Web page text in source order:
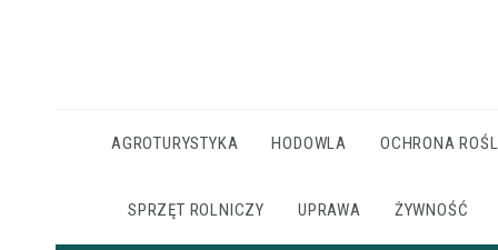
AGROTURYSTYKA HODOWLA OCHRONA
SPRZĘT ROLNICZY UPRAWA ŻYWNOŚĆ